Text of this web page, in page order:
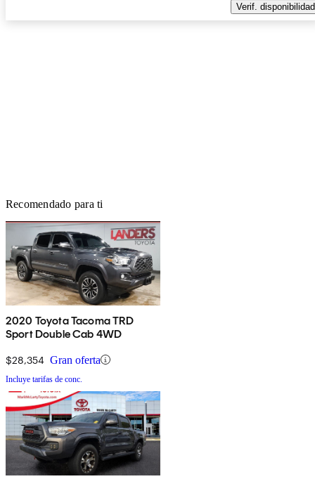
Verif. disponibilidad
Recomendado para ti
2020 Toyota Tacoma TRD
Sport Double Cab 4WD
$28,354 Gran oferta
Incluye tarifas de conc.